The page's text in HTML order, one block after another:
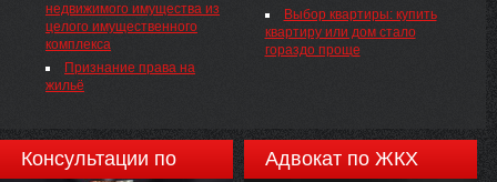
недвижимого имущества из
целого имущественного
комплекса
Признание права на
жильё
Выбор квартиры: купить
квартиру или дом стало
гораздо проще
Консультации по
Адвокат по ЖКХ